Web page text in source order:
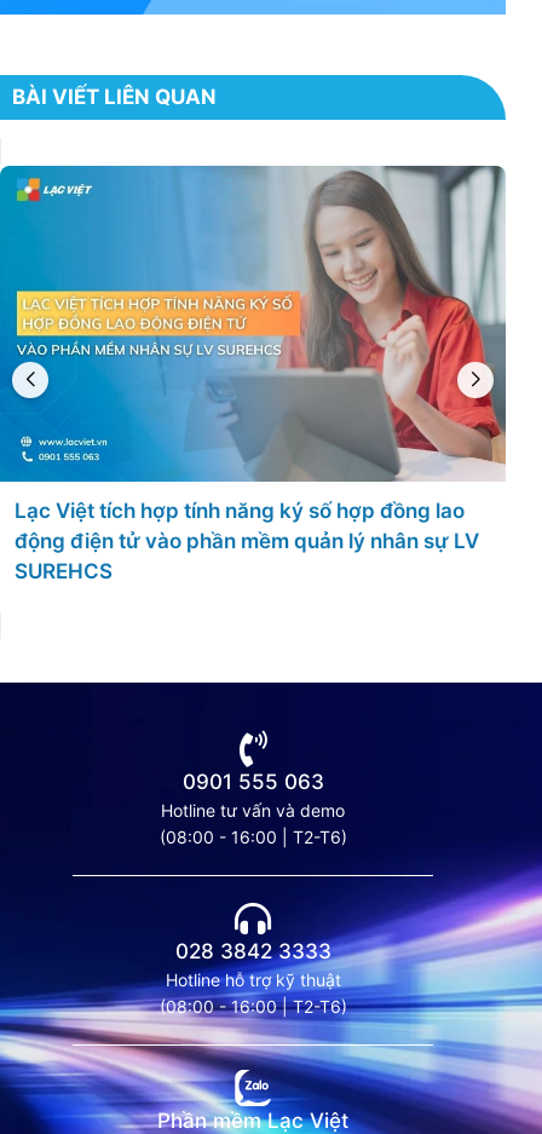
BÀI VIẾT LIÊN QUAN
Lạc Việt tham gia Hội nghị nhân sự Việt Nam –
VNHR Summit 2023
0901 555 063
Hotline tư vấn và demo
(08:00 - 16:00 | T2-T6)
028 3842 3333
Hotline hỗ trợ kỹ thuật
(08:00 - 16:00 | T2-T6)
Phần mềm Lạc Việt